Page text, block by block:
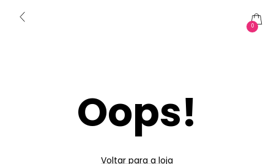
0
Oops!
Voltar para a loja